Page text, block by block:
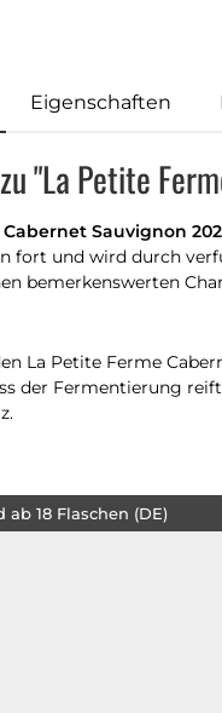
Eigenschaften
"La Petite
Sauvignon
fort und wird durch
bemerkenswerten
La Petite Ferme
der Fermentierung
ab 18 Flaschen (DE)